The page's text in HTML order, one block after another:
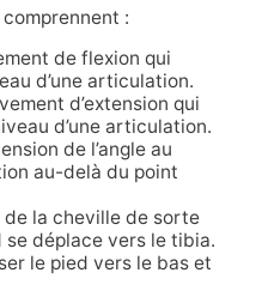
:
de flexion qui
d’une articulation.
d’extension qui
d’une articulation.
de l’angle au
au-delà du point
de la cheville de sorte
se déplace vers le tibia.
le pied vers le bas et